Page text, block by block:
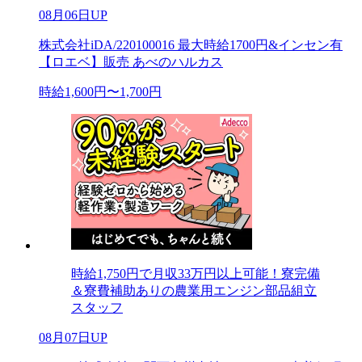
08月06日UP
株式会社iDA/220100016 最大時給1700円&インセン有
【ロエベ】販売 あべのハルカス
時給1,600円〜1,700円
時給1,750円で月収33万円以上可能！寮完備
＆寮費補助ありの農業用エンジン部品組立
スタッフ
08月07日UP